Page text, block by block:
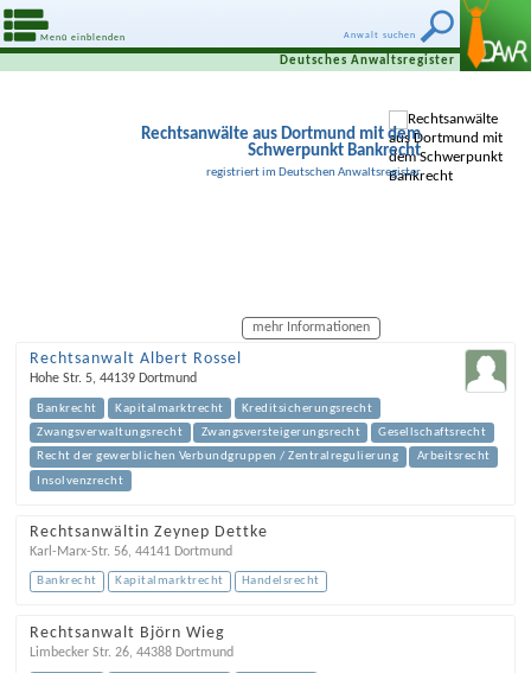
Anwalt suchen
Menü einblenden
Deutsches Anwaltsregister
Rechtsanwälte aus Dortmund mit dem
Schwerpunkt Bankrecht
registriert im Deutschen Anwaltsregister
mehr Informationen
Rechtsanwalt Albert Rossel
Hohe Str. 5, 44139 Dortmund
Bankrecht Kapitalmarktrecht
Kreditsicherungsrecht
Zwangsverwaltungsrecht
Zwangsversteigerungsrecht
Gesellschaftsrecht
Recht der gewerblichen Verbundgruppen / Zentralregulierung
Arbeitsrecht
Insolvenzrecht
Rechtsanwältin Zeynep Dettke
Karl-Marx-Str. 56, 44141 Dortmund
Bankrecht Kapitalmarktrecht Handelsrecht
Rechtsanwalt Björn Wieg
Limbecker Str. 26, 44388 Dortmund